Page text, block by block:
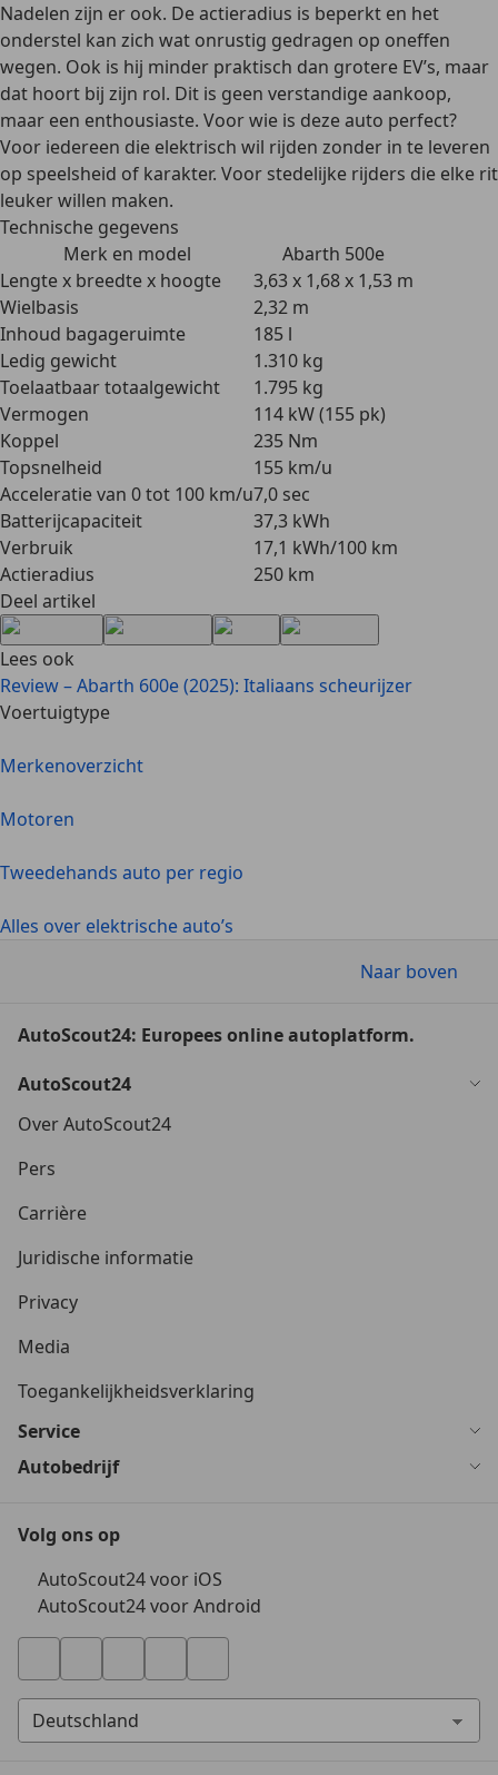
Nadelen zijn er ook. Deactieradius is beperkt en het
onderstel kan zich wat onrustig gedragen op oneffen
wegen. Ook is hij minder praktisch dan grotere EV’s, maar
dat hoort bij zijn rol. Dit is geen verstandige aankoop,
maar een enthousiaste. Voor wie is deze auto perfect?
Voor iedereen die elektrisch wil rijden zonder in te leveren
op speelsheid of karakter. Voor stedelijke rijders die elke rit
leuker willen maken.
Technische gegevens
Merk en model
Abarth 500e
Lengte x breedte x hoogte
3,63 x 1,68 x 1,53 m
Wielbasis
2,32 m
Inhoud bagageruimte
185 l
Ledig gewicht
1.310 kg
Toelaatbaar totaalgewicht
1.795 kg
Vermogen
114 kW (155 pk)
Koppel
235 Nm
Topsnelheid
155 km/u
Acceleratie van 0 tot 100 km/u7,0 sec
Batterijcapaciteit
37,3 kWh
Verbruik
17,1 kWh/100 km
Actieradius
250 km
Deel artikel
Lees ook
Review – Abarth 600e (2025): Italiaans scheurijzer
Voertuigtype
Merkenoverzicht
Motoren
Tweedehands auto per regio
Alles over elektrische auto’s
Naar boven
AutoScout24: Europees online autoplatform.
AutoScout24
Over AutoScout24
Pers
Carrière
Juridische informatie
Privacy
Media
Toegankelijkheidsverklaring
Service
Autobedrijf
Volg ons op
AutoScout24 voor iOS
AutoScout24 voor Android